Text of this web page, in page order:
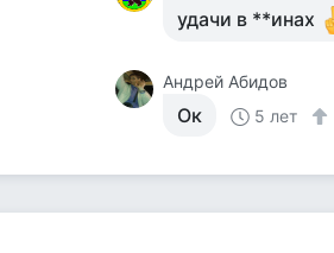
удачи в **инах
Андрей Абидов
Ок 5 лет